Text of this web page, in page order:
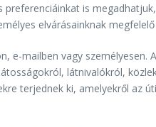
is
elvárásainknak
e-mailben vagy személyesen.
látnivalókról,
terjednek ki, amelyekről az